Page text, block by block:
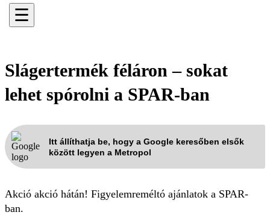
☰
Slágertermék féláron – sokat
lehet spórolni a SPAR-ban
Itt állíthatja be, hogy a Google keresőben elsők
között legyen a Metropol
Akció akció hátán! Figyelemreméltó ajánlatok a SPAR-
ban.